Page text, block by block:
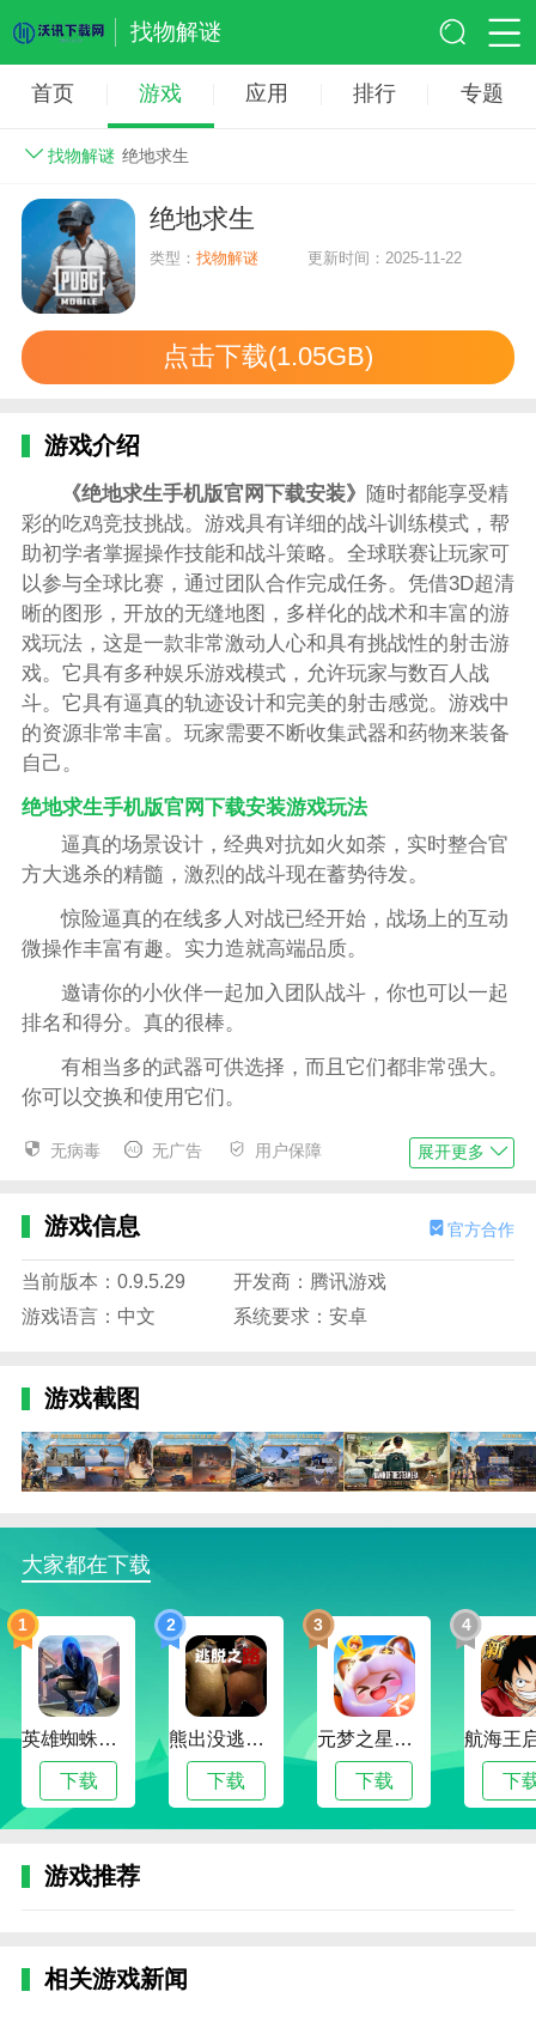
找物解谜
首页 游戏 应用 排行 专题
找物解谜 绝地求生
绝地求生
类型：找物解谜 更新时间：2025-11-22
点击下载(1.05GB)
游戏介绍
《绝地求生手机版官网下载安装》 随时都能享受精
彩的吃鸡竞技挑战。游戏具有详细的战斗训练模式，帮
助初学者掌握操作技能和战斗策略。全球联赛让玩家可
以参与全球比赛，通过团队合作完成任务。凭借3D超清
晰的图形，开放的无缝地图，多样化的战术和丰富的游
戏玩法，这是一款非常激动人心和具有挑战性的射击游
戏。它具有多种娱乐游戏模式，允许玩家与数百人战
斗。它具有逼真的轨迹设计和完美的射击感觉。游戏中
的资源非常丰富。玩家需要不断收集武器和药物来装备
自己。
绝地求生手机版官网下载安装游戏玩法
逼真的场景设计，经典对抗如火如荼，实时整合官
方大逃杀的精髓，激烈的战斗现在蓄势待发。
惊险逼真的在线多人对战已经开始，战场上的互动
微操作丰富有趣。实力造就高端品质。
邀请你的小伙伴一起加入团队战斗，你也可以一起
排名和得分。真的很棒。
有相当多的武器可供选择，而且它们都非常强大。
你可以交换和使用它们。
绝地求生手机版官网下载安装游戏亮点
斗。画面精美，玩法有趣。
题玩法可以带给你更多的乐趣。
丰富的组合将为你提供不同的体验，更多有趣的模
各种各样的武器装备可以自由选择，丰富多样的玩
法可以给你带来最好的乐趣。
绝地求生手机版官网下载安装游戏特色
以置信的流畅游戏体验。
在第一人称和第三人称视角之间自由切换。多种对
抗模式开启无尽的冒险，有趣的对抗带来激动人心的冒
险。
可以获得的真实经验都是不同的。这些场景都非常
逼真，就好像你就在那里一样。
试用服务器允许玩家提前尝试游戏的新玩法，新物
品以及各种改进和修复。
在游戏开始时，所有进入比赛的玩家将聚集在一个
在跳伞到你想去的地方后，你必须迅速收集补给，
无病毒 无广告 用户保障 展开更多
游戏信息 官方合作
当前版本：0.9.5.29
开发商：腾讯游戏
游戏语言：中文
系统要求：安卓
游戏截图
大家都在下载
1
英雄蜘蛛侠绳索格斗城市模拟器
下载
2
熊出没逃脱之路
下载
3
元梦之星手游下载2024最新版
下载
4
下
游戏推荐
相关游戏新闻